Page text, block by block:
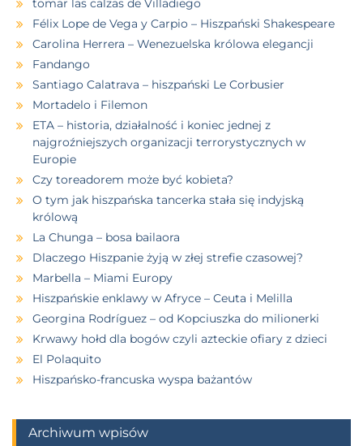
tomar las calzas de Villadiego
Félix Lope de Vega y Carpio – Hiszpański Shakespeare
Carolina Herrera – Wenezuelska królowa elegancji
Fandango
Santiago Calatrava – hiszpański Le Corbusier
Mortadelo i Filemon
ETA – historia, działalność i koniec jednej z
najgroźniejszych organizacji terrorystycznych w
Europie
Czy toreadorem może być kobieta?
O tym jak hiszpańska tancerka stała się indyjską
królową
La Chunga – bosa bailaora
Dlaczego Hiszpanie żyją w złej strefie czasowej?
Marbella – Miami Europy
Hiszpańskie enklawy w Afryce – Ceuta i Melilla
Georgina Rodríguez – od Kopciuszka do milionerki
Krwawy hołd dla bogów czyli azteckie ofiary z dzieci
El Polaquito
Hiszpańsko-francuska wyspa bażantów
Archiwum wpisów